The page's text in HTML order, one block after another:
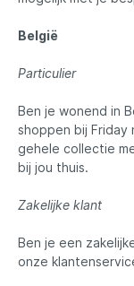
België
Particulier
Ben je wonend in
shoppen bij Friday
gehele collectie
bij jou thuis.
Zakelijke klant
Ben je een
onze